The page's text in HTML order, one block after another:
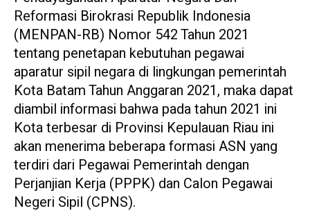
Reformasi Birokrasi Republik Indonesia
(MENPAN-RB) Nomor 542 Tahun 2021
tentang penetapan kebutuhan pegawai
aparatur sipil negara di lingkungan pemerintah
Kota Batam Tahun Anggaran 2021, maka dapat
diambil informasi bahwa pada tahun 2021 ini
Kota terbesar di Provinsi Kepulauan Riau ini
akan menerima beberapa formasi ASN yang
terdiri dari Pegawai Pemerintah dengan
Perjanjian Kerja (PPPK) dan Calon Pegawai
Negeri Sipil (CPNS).